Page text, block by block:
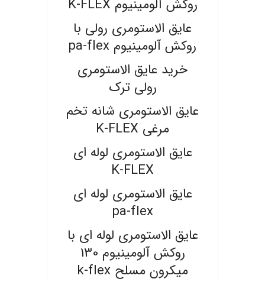
روکش آلومینیوم K-FLEX
عایق الاستومری رولی با
روکش آلومینیوم pa-flex
خرید عایق الاستومری
رولی ترک
عایق الاستومری شانه تخم
مرغی K-FLEX
عایق الاستومری لوله ای
K-FLEX
عایق الاستومری لوله ای
pa-flex
عایق الاستومری لوله ای با
روکش آلومینیوم 130
میکرون مسلح k-flex